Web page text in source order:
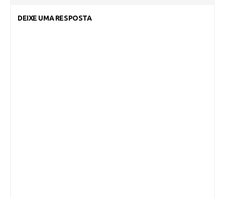
DEIXE UMA RESPOSTA